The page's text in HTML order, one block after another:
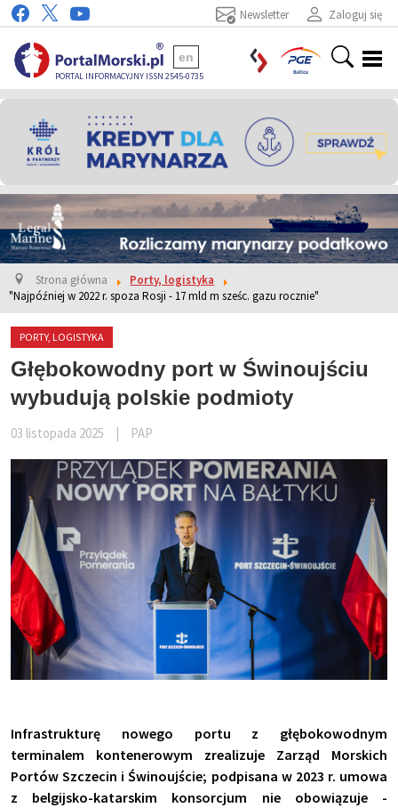
Zaloguj się
Newsletter
PORTAL INFORMACYJNY ISSN 2545-0735
en
Strona główna
Porty, logistyka
"Najpóźniej w 2022 r. spoza Rosji - 17 mld m sześc. gazu rocznie"
PORTY, LOGISTYKA
Głębokowodny port w Świnoujściu
wybudują polskie podmioty
03 listopada 2025 PAP
Infrastrukturę nowego portu z głębokowodnym
terminalem kontenerowym zrealizuje Zarząd Morskich
Portów Szczecin i Świnoujście; podpisana w 2023 r. umowa
z belgijsko-katarskim konsorcjum nie obowiązuje -